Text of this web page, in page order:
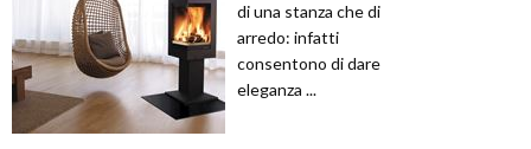
di una stanza che di
arredo: infatti
consentono di dare
eleganza ...